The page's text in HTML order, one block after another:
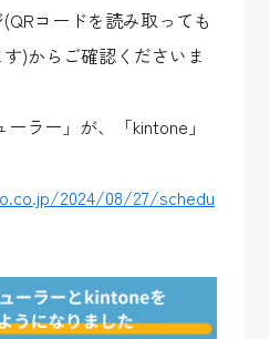
コードを読み取っても
)からご確認くださいま
ラー」が、「kintone」
2024/08/27/schedu